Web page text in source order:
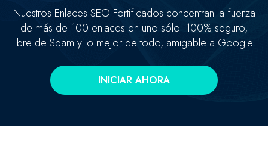
Nuestros Enlaces SEO Fortificados concentran la fuerza
de más de 100 enlaces en uno sólo. 100% seguro,
libre de Spam y lo mejor de todo, amigable a Google.
INICIAR AHORA